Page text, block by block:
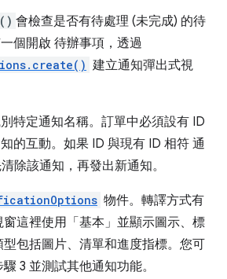
會檢查是否有待處理 (未完成) 的待
個開啟 待辦事項，透過
建立通知彈出式視
特定通知名稱。訂單中必須設有 ID
的互動。如果 ID 與現有 ID 相符 通
除該通知，再發出新通知。
物件。轉譯方式有
這裡使用「基本」並顯示圖示、標
包括圖片、清單和進度指標。您可
3 並測試其他通知功能。